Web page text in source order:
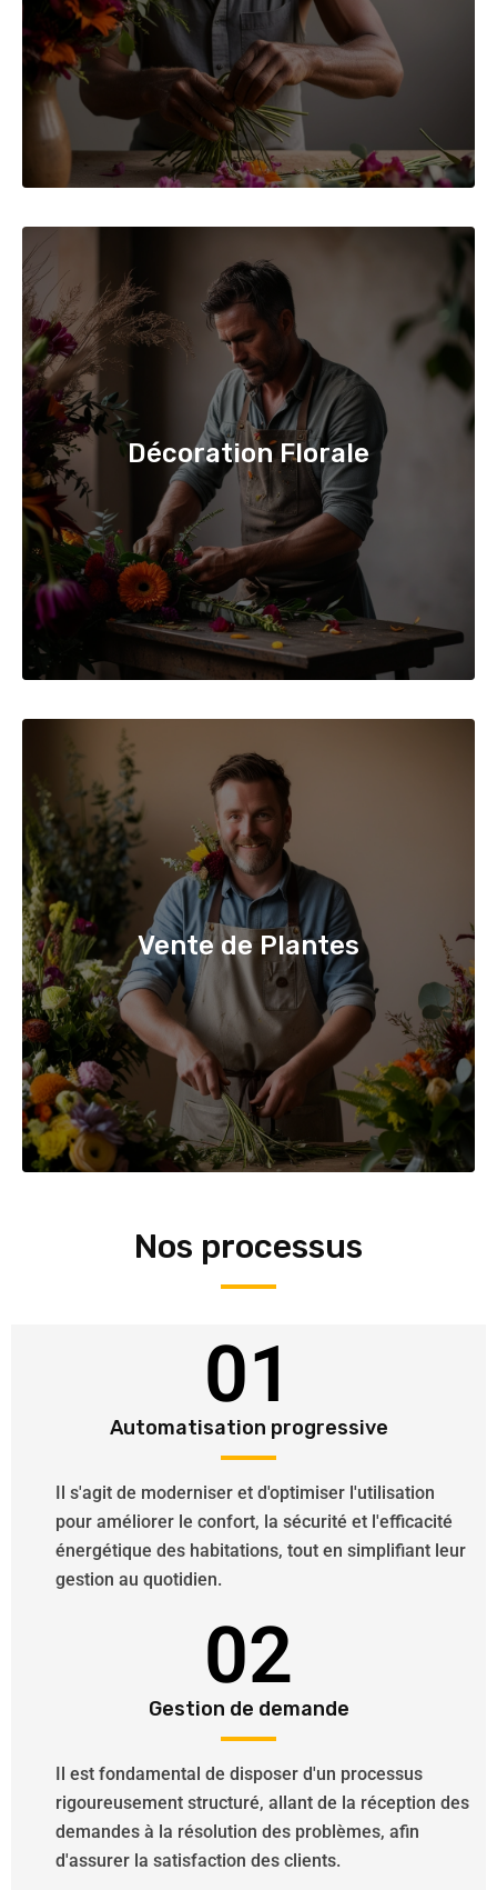
Décoration Florale
Vente de Plantes
Nos processus
01
Automatisation progressive
Il s'agit de moderniser et d'optimiser l'utilisation
pour améliorer le confort, la sécurité et l'efficacité
énergétique des habitations, tout en simplifiant leur
gestion au quotidien.
02
Gestion de demande
Il est fondamental de disposer d'un processus
rigoureusement structuré, allant de la réception des
demandes à la résolution des problèmes, afin
d'assurer la satisfaction des clients.